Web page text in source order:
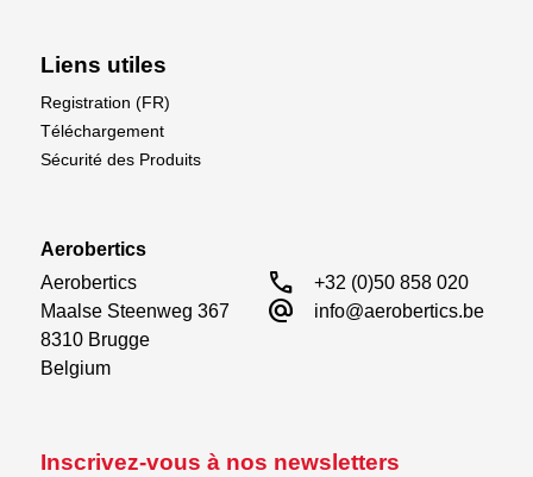
Inscrivez-vous à nos newsletters
Liens utiles
Registration (FR)
Téléchargement
Sécurité des Produits
Aerobertics
Aerobertics
Maalse Steenweg 367
8310 Brugge
Belgium
call +32 (0)50 858 020
alternate_email info@aerobertics.be